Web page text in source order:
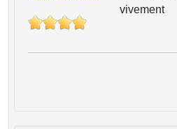
vivement